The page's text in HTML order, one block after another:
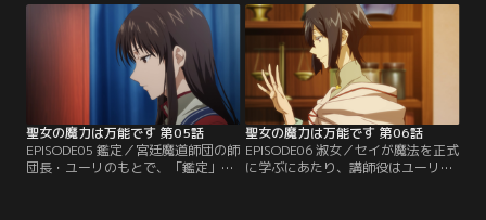
き、楽しいひとときを過ごす。別れ
際、アルベルトはセイに髪留めを贈
る。その話を聞いたヨハンとエリザ
ベスは、アルベルトの行動に込めら
れた彼の思いを察していた。
ることを自覚していた。考えられる
理由は「本物の聖女」だから。しか
し、それを積極的に喧伝するつもり
はなく、できれば普通の人として過
ごしたいと思っていた。ある日…。
聖女の魔力は万能です 第05話
EPISODE05 鑑定／宮廷魔道師団の師
団長・ユーリのもとで、「鑑定」を
聖女の魔力は万能です 第06話
EPISODE06 淑女／セイが魔法を正式
に学ぶにあたり、講師役はユーリが